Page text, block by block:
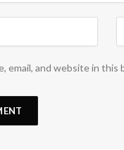
email, and website in